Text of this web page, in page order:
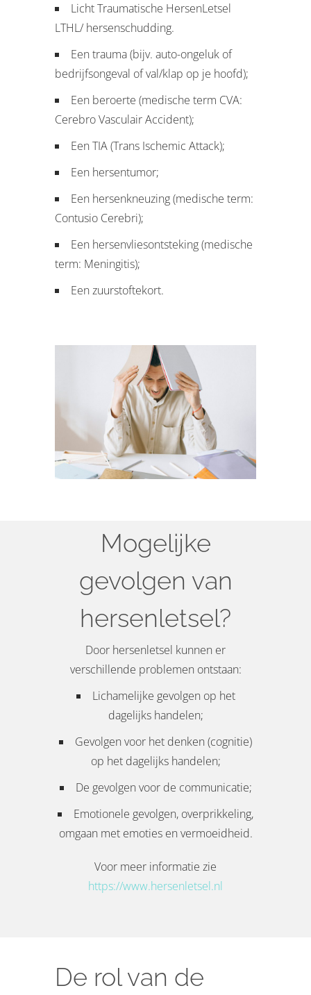
Licht Traumatische HersenLetsel
LTHL/ hersenschudding.
Een trauma (bijv. auto-ongeluk of
bedrijfsongeval of val/klap op je hoofd);
Een beroerte (medische term CVA:
Cerebro Vasculair Accident);
Een TIA (Trans Ischemic Attack);
Een hersentumor;
Een hersenkneuzing (medische term:
Contusio Cerebri);
Een hersenvliesontsteking (medische
term: Meningitis);
Een zuurstoftekort.
Mogelijke
gevolgen van
hersenletsel?
Door hersenletsel kunnen er
verschillende problemen ontstaan:
Lichamelijke gevolgen op het
dagelijks handelen;
Gevolgen voor het denken (cognitie)
op het dagelijks handelen;
De gevolgen voor de communicatie;
Emotionele gevolgen, overprikkeling,
omgaan met emoties en vermoeidheid.
Voor meer informatie zie
https://www.hersenletsel.nl
De rol van de